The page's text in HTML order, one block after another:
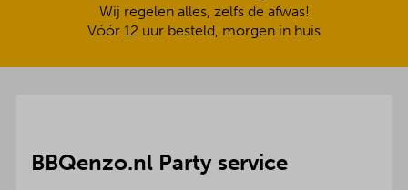
Wij regelen alles, zelfs de afwas!
Vóór 12 uur besteld, morgen in huis
BBQenzo.nl Party service